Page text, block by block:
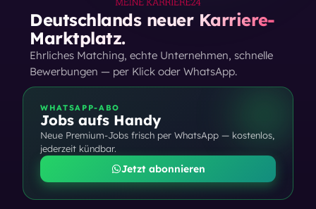
Deutschlands neuer Karriere-
Marktplatz.
Ehrliches Matching, echte Unternehmen, schnelle
Bewerbungen — per Klick oder WhatsApp.
WHATSAPP-ABO
Jobs aufs Handy
Neue Premium-Jobs frisch per WhatsApp — kostenlos,
jederzeit kündbar.
Jetzt abonnieren